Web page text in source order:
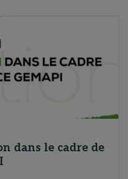
dans le cadre de